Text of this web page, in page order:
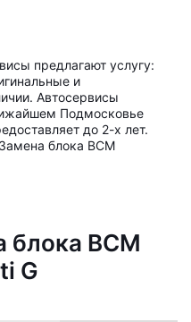
предлагают услугу:
и
Автосервисы
Подмосковье
до 2-х лет.
блока BCM
блока BCM
G